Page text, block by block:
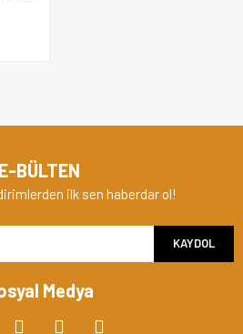
E-BÜLTEN
ilk sen haberdar ol!
KAYDOL
Medya